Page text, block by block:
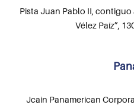
Pista Juan Pablo II,
Vélez Paíz”,
Jcain Panamerican